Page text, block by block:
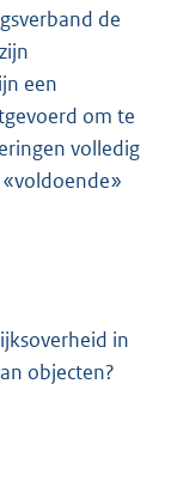
de
een
om te
volledig
in
objecten?